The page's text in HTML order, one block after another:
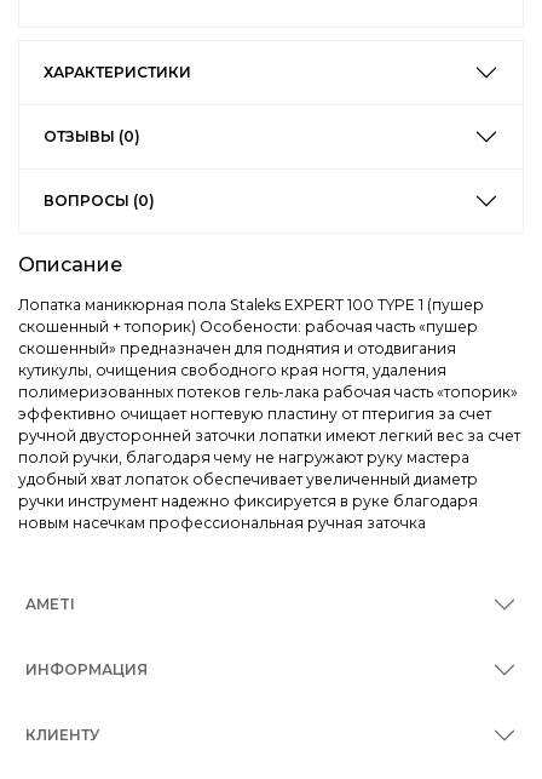
ХАРАКТЕРИСТИКИ
ОТЗЫВЫ (0)
ВОПРОСЫ (0)
Описание
Лопатка маникюрная пола Staleks EXPERT 100 TYPE 1 (пушер
скошенный + топорик) Особености: рабочая часть «пушер
скошенный» предназначен для поднятия и отодвигания
кутикулы, очищения свободного края ногтя, удаления
полимеризованных потеков гель-лака рабочая часть «топорик»
эффективно очищает ногтевую пластину от птеригия за счет
ручной двусторонней заточки лопатки имеют легкий вес за счет
полой ручки, благодаря чему не нагружают руку мастера
удобный хват лопаток обеспечивает увеличенный диаметр
ручки инструмент надежно фиксируется в руке благодаря
новым насечкам профессиональная ручная заточка
AMETI
ИНФОРМАЦИЯ
КЛИЕНТУ